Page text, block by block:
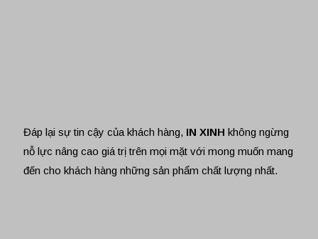
Đáp lại sự tin cậy của khách hàng, IN XINH không ngừng
nỗ lực nâng cao giá trị trên mọi mặt với mong muốn mang
đến cho khách hàng những sản phẩm chất lượng nhất.